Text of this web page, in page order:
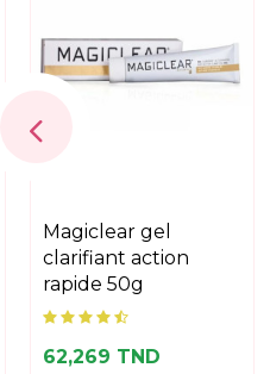
magiclear gel
clarifiant action
rapide 50g
62,269 TND